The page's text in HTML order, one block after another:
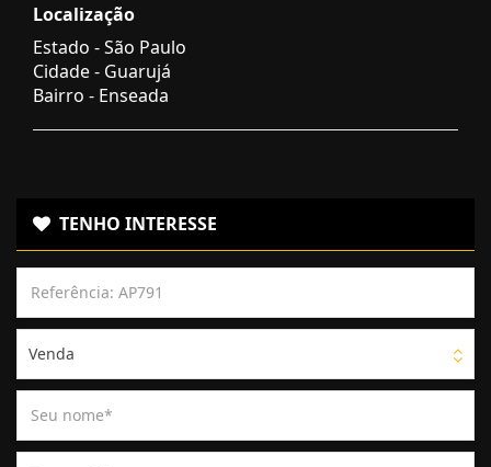
Localização
Estado -São Paulo
Cidade - Guarujá
Bairro - Enseada
TENHO INTERESSE
Venda